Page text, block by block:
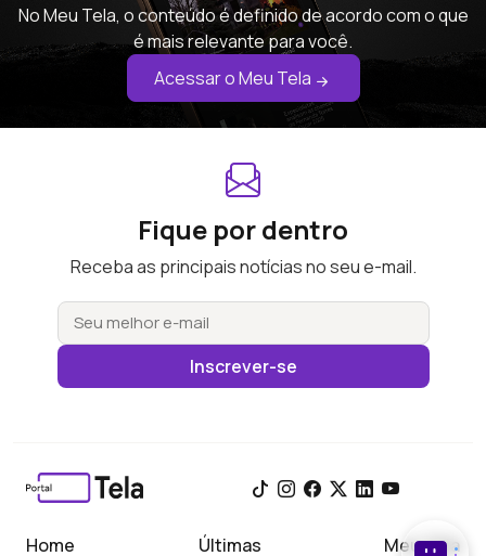
No Meu Tela, o conteúdo é definido de acordo com o que
é mais relevante para você.
Acessar o Meu Tela
Fique por dentro
Receba as principais notícias no seu e-mail.
Inscrever-se
Home Últimas Meu Tela